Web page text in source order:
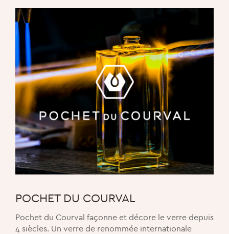
POCHET DU COURVAL
Pochet du Courval façonne et décore le verre depuis
4 siècles. Un verre de renommée internationale